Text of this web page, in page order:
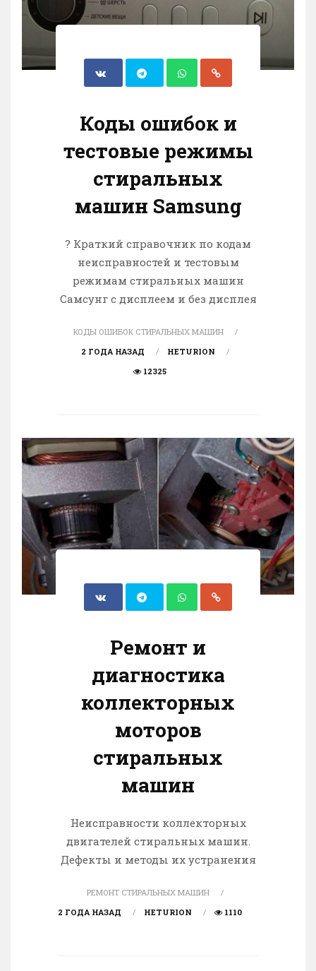
Коды ошибок и
тестовые режимы
стиральных
машин Samsung
? Краткий справочник по кодам
неисправностей и тестовым
режимам стиральных машин
Самсунг c дисплеем и без дисплея
КОДЫ ОШИБОК СТИРАЛЬНЫХ МАШИН
2 ГОДА НАЗАД
HETURION
12325
Ремонт и
диагностика
коллекторных
моторов
стиральных
машин
Неисправности коллекторных
двигателей стиральных машин.
Дефекты и методы их устранения
РЕМОНТ СТИРАЛЬНЫХ МАШИН
2 ГОДА НАЗАД
HETURION 1110